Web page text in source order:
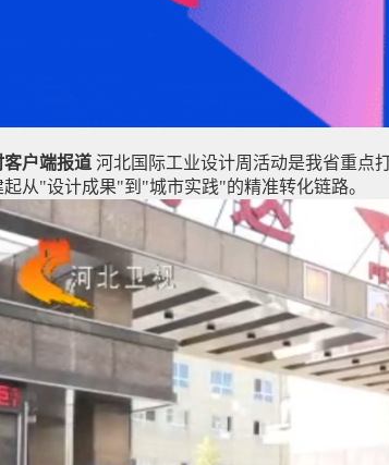
客户端报道 河北国际工业设计周活动是我省重点
起从"设计成果"到"城市实践"的精准转化链路。